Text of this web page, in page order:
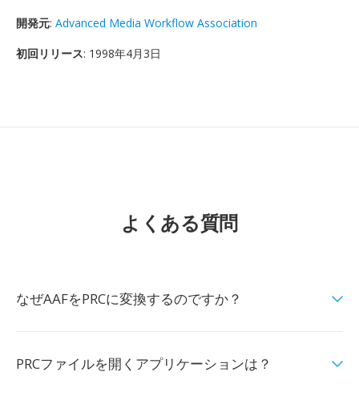
開発元: Advanced Media Workflow Association
初回リリース: 1998年4月3日
よくある質問
なぜAAFをPRCに変換するのですか？
PRCファイルを開くアプリケーションは？